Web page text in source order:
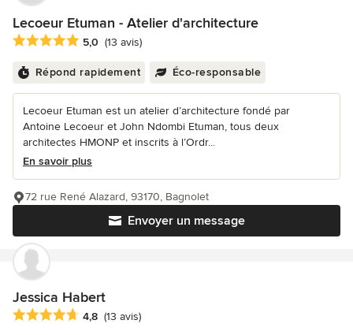
Lecoeur Etuman - Atelier d'architecture
Note moyenne : 5 étoiles sur 5
5,0 (13 avis)
Répond rapidement Éco-responsable
Lecoeur Etuman est un atelier d’architecture fondé par
Antoine Lecoeur et John Ndombi Etuman, tous deux
architectes HMONP et inscrits à l’Ordr...
En savoir plus
Envoyer un message
72 rue René Alazard, 93170, Bagnolet
Jessica Habert
Note moyenne : 4.8 étoiles sur 5
4,8 (13 avis)